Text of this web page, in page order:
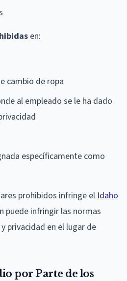
en:
cambio de ropa
al empleado se le ha dado
específicamente como
prohibidos infringe elIdaho
puede infringir las normas
privacidad en el lugar de
por Parte de los